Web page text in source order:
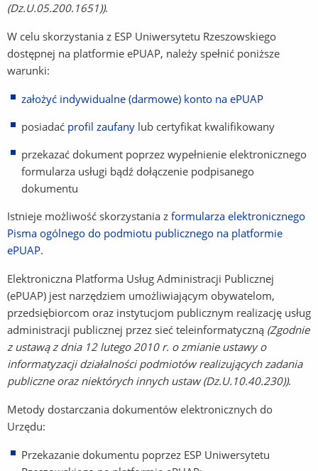
(Dz.U.05.200.1651)).
W celu skorzystania z ESP Uniwersytetu Rzeszowskiego
dostępnej na platformie ePUAP, należy spełnić poniższe
warunki:
założyć indywidualne (darmowe) konto na ePUAP
innej
strony)
posiadać profil zaufany (Link
innej
strony)
lub certyfikat kwalifikowany
przekazać dokument poprzez wypełnienie elektronicznego
formularza usługi bądź dołączenie podpisanego
dokumentu
Istnieje możliwość skorzystania z formularza elektronicznego
Pisma ogólnego do podmiotu publicznego na platformie
ePUAP(Link
innej
strony)
.
Elektroniczna Platforma Usług Administracji Publicznej
(ePUAP) jest narzędziem umożliwiającym obywatelom,
przedsiębiorcom oraz instytucjom publicznym realizację usług
administracji publicznej przez sieć teleinformatyczną (Zgodnie
z ustawą z dnia 12 lutego 2010 r. o zmianie ustawy o
informatyzacji działalności podmiotów realizujących zadania
publiczne oraz niektórych innych ustaw (Dz.U.10.40.230)).
Metody dostarczania dokumentów elektronicznych do
Urzędu:
Przekazanie dokumentu poprzez ESP Uniwersytetu